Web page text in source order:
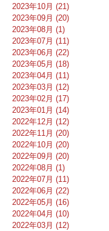
2023年10月 (21)
2023年09月 (20)
2023年08月 (1)
2023年07月 (11)
2023年06月 (22)
2023年05月 (18)
2023年04月 (11)
2023年03月 (12)
2023年02月 (17)
2023年01月 (14)
2022年12月 (12)
2022年11月 (20)
2022年10月 (20)
2022年09月 (20)
2022年08月 (1)
2022年07月 (11)
2022年06月 (22)
2022年05月 (16)
2022年04月 (10)
2022年03月 (12)